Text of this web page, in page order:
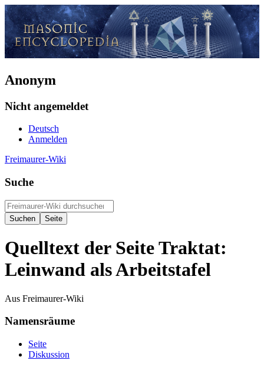
Anonym
Nicht angemeldet
Deutsch
Anmelden
Freimaurer-Wiki
Suche
Quelltext der Seite Traktat:
Leinwand als Arbeitstafel
Aus Freimaurer-Wiki
Namensräume
Seite
Diskussion